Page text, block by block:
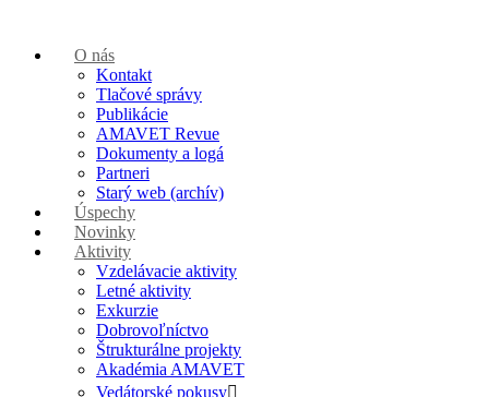
O nás
Kontakt
Tlačové správy
Publikácie
AMAVET Revue
Dokumenty a logá
Partneri
Starý web (archív)
Úspechy
Novinky
Aktivity
Vzdelávacie aktivity
Letné aktivity
Exkurzie
Dobrovoľníctvo
Štrukturálne projekty
Akadémia AMAVET
Vedátorské pokusy